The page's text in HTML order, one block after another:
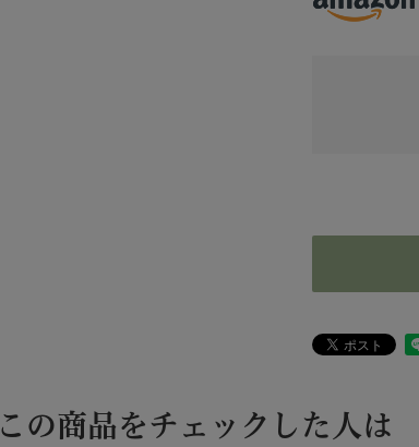
この商品をチェックした人は